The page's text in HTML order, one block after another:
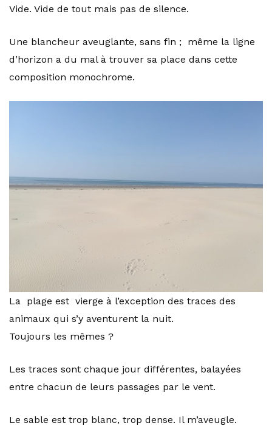
Vide. Vide de tout mais pas de silence.
Une blancheur aveuglante, sans fin ; même la ligne
d’horizon a du mal à trouver sa place dans cette
composition monochrome.
La plage est vierge à l’exception des traces des
animaux qui s’y aventurent la nuit.
Toujours les mêmes ?
Les traces sont chaque jour différentes, balayées
entre chacun de leurs passages par le vent.
Le sable est trop blanc, trop dense. Il m’aveugle.